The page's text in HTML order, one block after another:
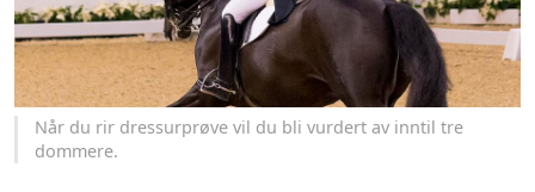
Når du rir dressurprøve vil du bli vurdert av inntil tre
dommere.